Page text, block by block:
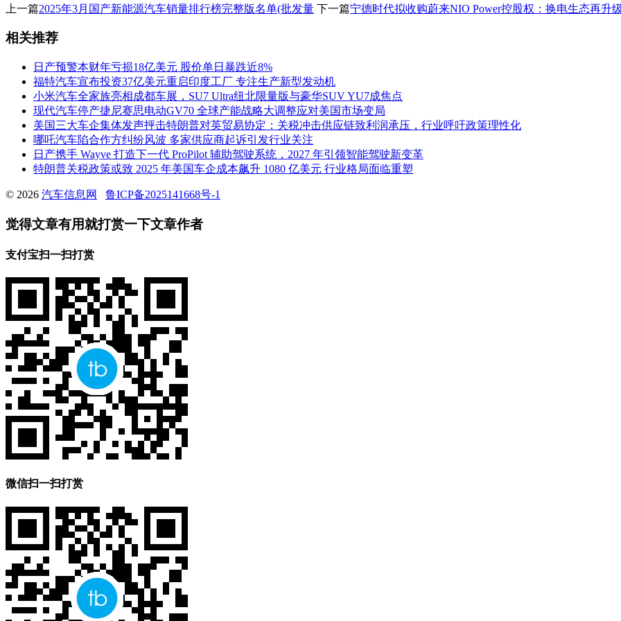
上一篇2025年3月国产新能源汽车销量排行榜完整版名单(批发量 下一篇宁德时代拟收购蔚来NIO Power控股权：换电生态再升
相关推荐
日产预警本财年亏损18亿美元 股价单日暴跌近8%
福特汽车宣布投资37亿美元重启印度工厂 专注生产新型发动机
小米汽车全家族亮相成都车展，SU7 Ultra纽北限量版与豪华SUV YU7成焦点
现代汽车停产捷尼赛思电动GV70 全球产能战略大调整应对美国市场变局
美国三大车企集体发声抨击特朗普对英贸易协定：关税冲击供应链致利润承压，行业呼吁政策理性化
哪吒汽车陷合作方纠纷风波 多家供应商起诉引发行业关注
日产携手 Wayve 打造下一代 ProPilot 辅助驾驶系统，2027 年引领智能驾驶新变革
特朗普关税政策或致 2025 年美国车企成本飙升 1080 亿美元 行业格局面临重塑
© 2026 汽车信息网 鲁ICP备2025141668号-1
觉得文章有用就打赏一下文章作者
支付宝扫一扫打赏
微信扫一扫打赏